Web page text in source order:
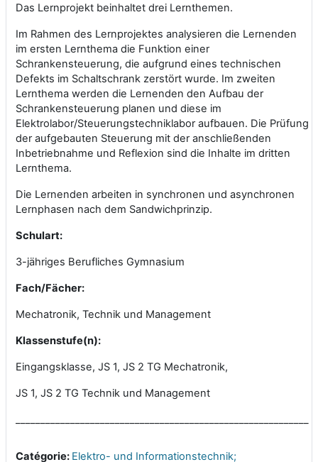
Das Lernprojekt beinhaltet drei Lernthemen.
Im Rahmen des Lernprojektes analysieren die Lernenden
im ersten Lernthema die Funktion einer
Schrankensteuerung, die aufgrund eines technischen
Defekts im Schaltschrank zerstört wurde. Im zweiten
Lernthema werden die Lernenden den Aufbau der
Schrankensteuerung planen und diese im
Elektrolabor/Steuerungstechniklabor aufbauen. Die Prüfung
der aufgebauten Steuerung mit der anschließenden
Inbetriebnahme und Reflexion sind die Inhalte im dritten
Lernthema.
Die Lernenden arbeiten in synchronen und asynchronen
Lernphasen nach dem Sandwichprinzip.
Schulart:
3-jähriges Berufliches Gymnasium
Fach/Fächer:
Mechatronik, Technik und Management
Klassenstufe(n):
Eingangsklasse, JS 1, JS 2 TG Mechatronik,
JS 1, JS 2 TG Technik und Management
Catégorie: Elektro- und Informationstechnik;